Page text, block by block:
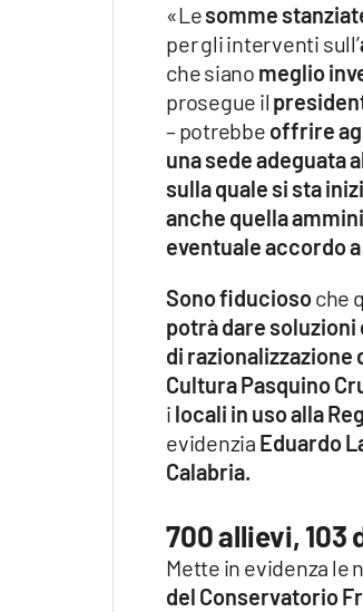
«Lesomme
per gli interventi sull’
che siano meglio
prosegue il
– potrebbe offrire
una sede adeguata
sulla quale si sta
anche quella
eventuale accordo
Sono fiduciosoche
potrà dare
di razionalizzazione
Cultura Pasquino
i locali in uso alla
evidenzia Eduardo
Calabria.
700 allievi, 103
Mette in evidenza le
del Conservatorio